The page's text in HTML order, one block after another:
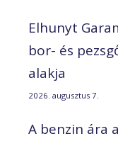
Elhunyt
bor- és
alakja
2026. augusztus 7.
A benzin ára